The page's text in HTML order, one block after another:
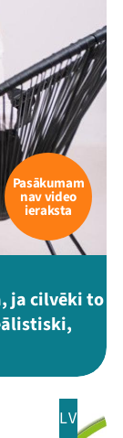
Pasākumam
nav video
ieraksta
ja cilvēki to
LV